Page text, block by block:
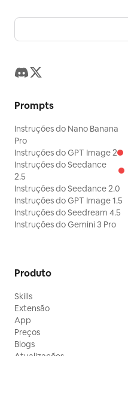
Prompts
Instruções do Nano Banana
Pro
Instruções do GPT Image 2
Instruções do Seedance
2.5
Instruções do Seedance 2.0
Instruções do GPT Image 1.5
Instruções do Seedream 4.5
Instruções do Gemini 3 Pro
Produto
Skills
Extensão
App
Preços
Blogs
Atualizações